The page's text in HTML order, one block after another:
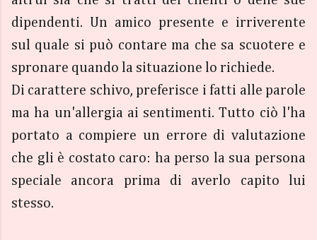
dipendenti. Un amico presente e irriverente
sul quale si può contare ma che sa scuotere e
spronare quando la situazione lo richiede.
Di carattere schivo, preferisce i fatti alle parole
ma ha un'allergia ai sentimenti. Tutto ciò l'ha
portato a compiere un errore di valutazione
che gli è costato caro: ha perso la sua persona
speciale ancora prima di averlo capito lui
stesso.